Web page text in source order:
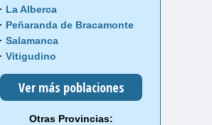
La Alberca
Peñaranda de Bracamonte
Salamanca
Vitigudino
Ver más poblaciones
Otras Provincias: